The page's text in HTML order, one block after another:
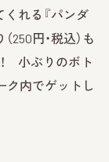
れる『パンダ
250円・税込）も
小ぶりのボト
ク内でゲットし